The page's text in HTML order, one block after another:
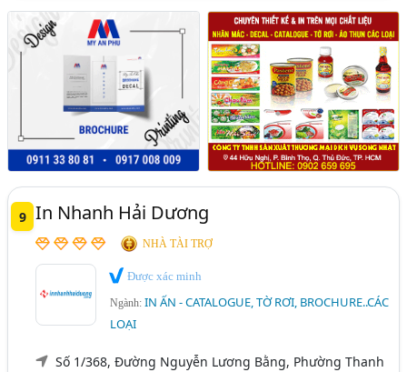
9 In Nhanh Hải Dương
NHÀ TÀI TRỢ
Được xác minh
Ngành:IN ẤN - CATALOGUE, TỜ RƠI, BROCHURE..CÁC
LOẠI
Số 1/368, Đường Nguyễn Lương Bằng, Phường Thanh